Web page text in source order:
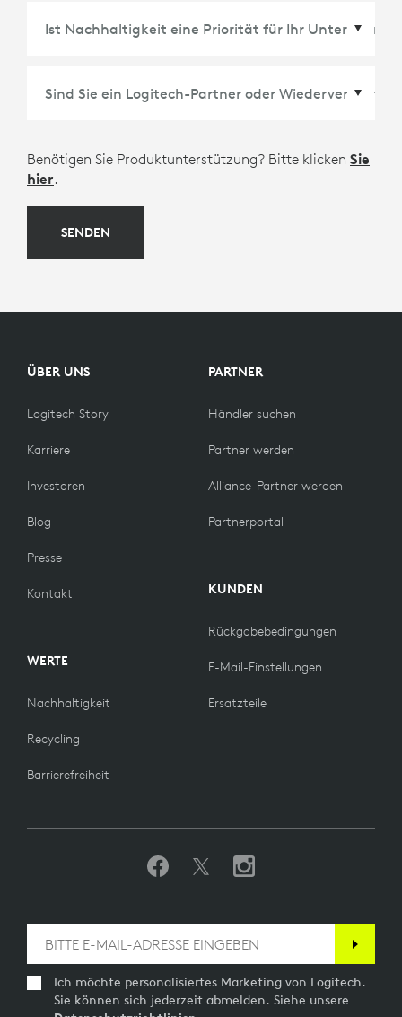
Benötigen Sie Produktunterstützung? Bitte klicken Sie
hier.
SENDEN
ÜBER UNS
Logitech Story
Karriere
Investoren
Blog
Presse
Kontakt
WERTE
Nachhaltigkeit
Recycling
Barrierefreiheit
PARTNER
Händler suchen
Partner werden
Alliance-Partner werden
Partnerportal
KUNDEN
Rückgabebedingungen
E-Mail-Einstellungen
Ersatzteile
Ich möchte personalisiertes Marketing von Logitech.
Sie können sich jederzeit abmelden. Siehe unsere